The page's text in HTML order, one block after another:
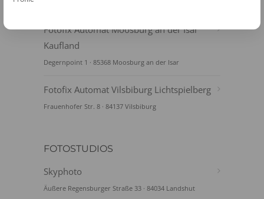
Fotofix Automat Moosburg an der Isar
Kaufland
Degernpoint 1 · 85368 Moosburg an der Isar
Fotofix Automat Vilsbiburg Lichtspielberg
Frauenhofer Str. 8 · 84137 Vilsbiburg
FOTOSTUDIOS
Skyphoto
Äußere Regensburger Straße 33 · 84034 Landshut